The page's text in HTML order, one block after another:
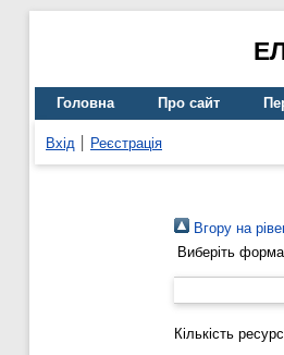
Головна Про сайт
Вхід Реєстрація
Вгору на
Виберіть
Кількість